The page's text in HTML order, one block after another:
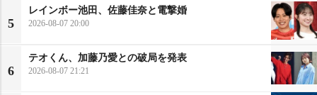
5
レインボー池田、佐藤佳奈と電撃婚
2026-08-07 20:00
6
テオくん、加藤乃愛との破局を発表
2026-08-07 21:21